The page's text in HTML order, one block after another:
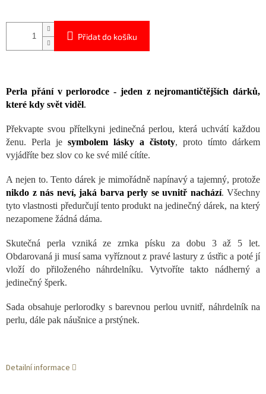
Přidat do košíku
Perla přání v perlorodce - jeden z nejromantičtějších dárků,
které kdy svět viděl.
Překvapte svou přítelkyni jedinečná perlou, která uchvátí každou
ženu. Perla je symbolem lásky a čistoty, proto tímto dárkem
vyjádříte bez slov co ke své milé cítíte.
A nejen to. Tento dárek je mimořádně napínavý a tajemný, protože
nikdo z nás neví, jaká barva perly se uvnitř nachází. Všechny
tyto vlastnosti předurčují tento produkt na jedinečný dárek, na který
nezapomene žádná dáma.
Skutečná perla vzniká ze zrnka písku za dobu 3 až 5 let.
Obdarovaná ji musí sama vyříznout z pravé lastury z ústřic a poté jí
vloží do přiloženého náhrdelníku. Vytvoříte takto nádherný a
jedinečný šperk.
Sada obsahuje perlorodky s barevnou perlou uvnitř, náhrdelník na
perlu, dále pak náušnice a prstýnek.
Detailní informace